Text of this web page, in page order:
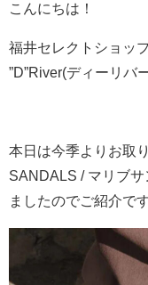
こんにちは！
福井セレクトショッ
”D”River(ディーリバ
本日は今季よりお取
SANDALS / マリブ
ましたのでご紹介です